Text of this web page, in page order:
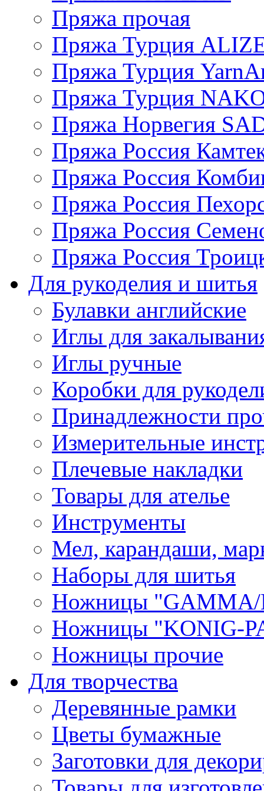
Пряжа прочая
Пряжа Турция
Пряжа Турция
Пряжа Турция
Пряжа Норвегия
Пряжа Россия
Пряжа Россия
Пряжа Россия
Пряжа Россия
Пряжа Россия
Для рукоделия и шитья
Булавки английские
Иглы для
Иглы ручные
Коробки для
Принадлежности
Измерительные
Плечевые накладки
Товары для ателье
Инструменты
Мел, карандаши,
Наборы для шитья
Ножницы "GAMMA/
Ножницы "KONIG-
Ножницы прочие
Для творчества
Деревянные рамки
Цветы бумажные
Заготовки для